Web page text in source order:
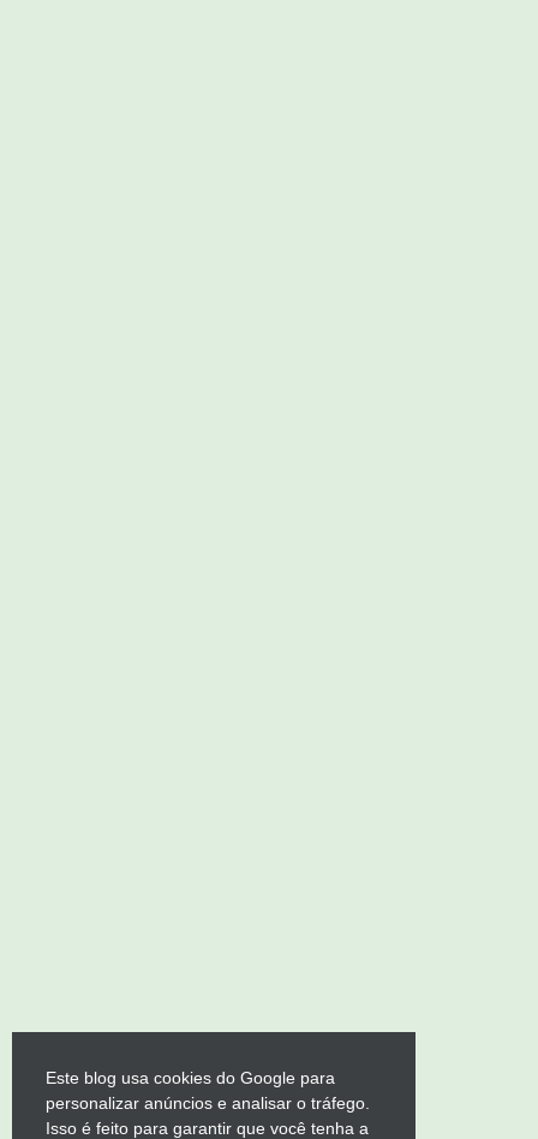
Este blog usa cookies do Google para
personalizar anúncios e analisar o tráfego.
Isso é feito para garantir que você tenha a